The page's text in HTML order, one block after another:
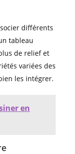
différents
tableau
de relief et
variées des
les intégrer.
en